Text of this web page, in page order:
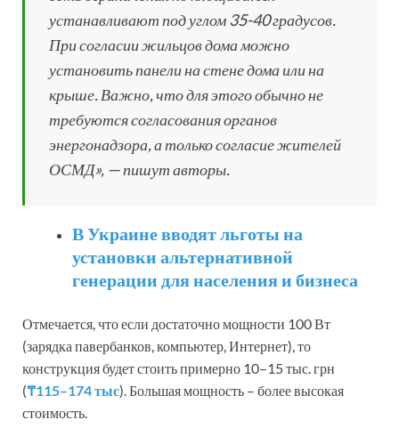
устанавливают под углом 35-40 градусов.
При согласии жильцов дома можно
установить панели на стене дома или на
крыше. Важно, что для этого обычно не
требуются согласования органов
энергонадзора, а только согласие жителей
ОСМД», — пишут авторы.
В Украине вводят льготы на
установки альтернативной
генерации для населения и бизнеса
Отмечается, что если достаточно мощности 100 Вт
(зарядка павербанков, компьютер, Интернет), то
конструкция будет стоить примерно 10–15 тыс. грн
(₸115–174 тыс). Большая мощность – более высокая
стоимость.